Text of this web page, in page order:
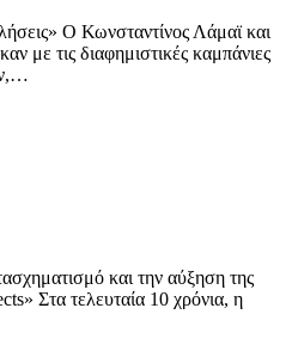
Ο Κωνσταντίνος Λάμαϊ και
με τις διαφημιστικές καμπάνιες
και την αύξηση της
Στα τελευταία 10 χρόνια, η